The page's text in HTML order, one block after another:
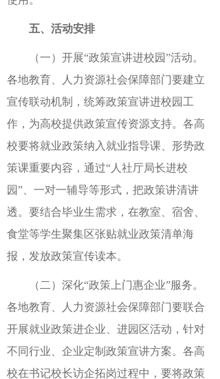
五、活动安排
（一）开展“政策宣讲进校园”活动。
各地教育、人力资源社会保障部门要建立
宣传联动机制，统筹政策宣讲进校园工
作，为高校提供政策宣传资源支持。各高
校要将就业政策纳入就业指导课、形势政
策课重要内容，通过“人社厅局长进校
园”、一对一辅导等形式，把政策讲清讲
透。要结合毕业生需求，在教室、宿舍、
食堂等学生聚集区张贴就业政策清单海
报，发放政策宣传读本。
（二）深化“政策上门惠企业”服务。
各地教育、人力资源社会保障部门要联合
开展就业政策进企业、进园区活动，针对
不同行业、企业定制政策宣讲方案。各高
校在书记校长访企拓岗过程中，要将政策